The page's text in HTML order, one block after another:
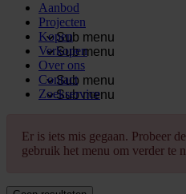
Aanbod
Projecten
Sub menu
Kopen
Sub menu
Verkopen
Over ons
Sub menu
Contact
Sub menu
Zoekservice
Er is iets mis gegaan. Probeer
gebruik het menu om verder te